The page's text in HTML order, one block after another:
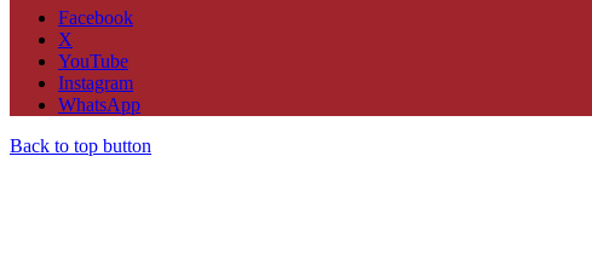
Facebook
X
YouTube
Instagram
WhatsApp
Back to top button